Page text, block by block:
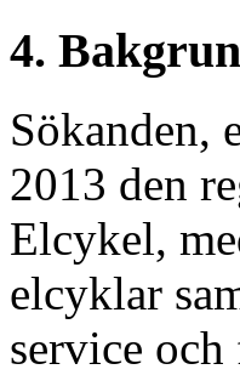
4.
Sökanden,
2013 den
Elcykel,
elcyklar
service